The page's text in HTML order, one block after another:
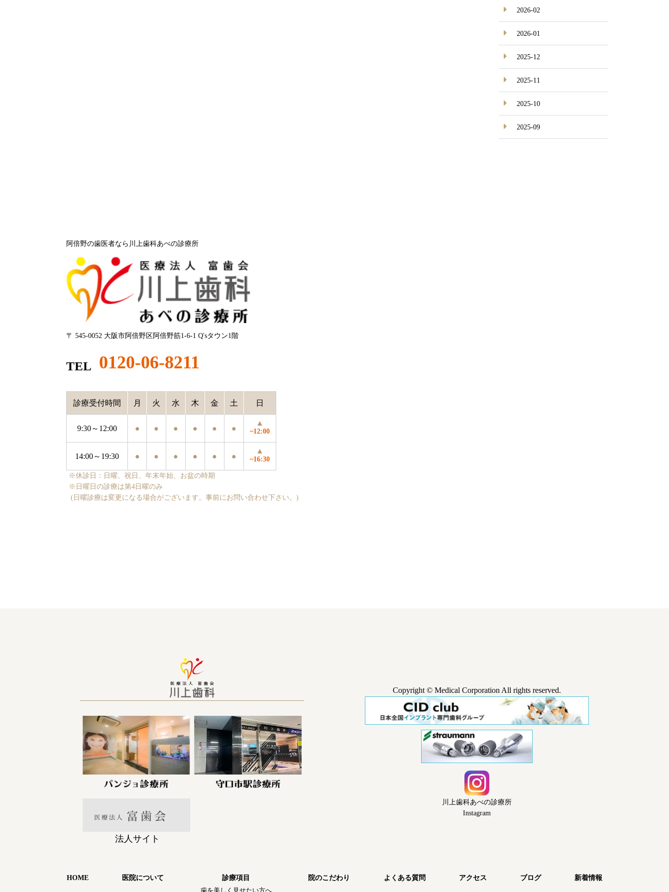
2026-02
2026-01
2025-12
2025-11
2025-10
2025-09
阿倍野の歯医者なら川上歯科あべの診療所
〒 545-0052 大阪市阿倍野区阿倍野筋1-6-1 Q'sタウン1階
TEL 0120-06-8211
診療受付時間 月 火 水 木 金 土 日
9:30～12:00 ● ● ● ● ● ●
▲
~12:00
14:00～19:30 ● ● ● ● ● ●
▲
~16:30
※休診日：日曜、祝日、年末年始、お盆の時期
※日曜日の診療は第4日曜のみ
(日曜診療は変更になる場合がございます。事前にお問い合わせ下さい。)
法人サイト
Copyright © Medical Corporation All rights reserved.
川上歯科あべの診療所
Instagram
HOME 医院について
診療項目
歯を美しく見せたい方へ
院のこだわり よくある質問 アクセス ブログ 新着情報